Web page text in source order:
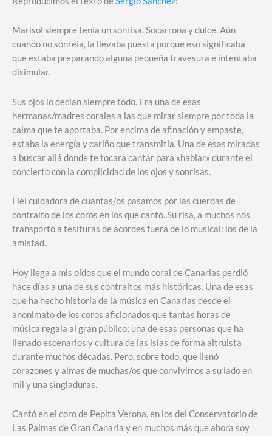
Marisol siempre tenía un sonrisa. Socarrona y dulce. Aún
cuando no sonreía, la llevaba puesta porque eso significaba
que estaba preparando alguna pequeña travesura e intentaba
disimular.
Sus ojos lo decían siempre todo. Era una de esas
hermanas/madres corales a las que mirar siempre por toda la
calma que te aportaba. Por encima de afinación y empaste,
estaba la energía y cariño que transmitía. Una de esas miradas
a buscar allá donde te tocara cantar para «hablar» durante el
concierto con la complicidad de los ojos y sonrisas.
Fiel cuidadora de cuantas/os pasamos por las cuerdas de
contralto de los coros en los que cantó. Su risa, a muchos nos
transportó a tesituras de acordes fuera de lo musical: los de la
amistad.
Hoy llega a mis oídos que el mundo coral de Canarias perdió
hace días a una de sus contraltos más históricas. Una de esas
que ha hecho historia de la música en Canarias desde el
anonimato de los coros aficionados que tantas horas de
música regala al gran público; una de esas personas que ha
llenado escenarios y cultura de las islas de forma altruista
durante muchos décadas. Pero, sobre todo, que llenó
corazones y almas de muchas/os que convivimos a su lado en
mil y una singladuras.
Cantó en el coro de Pepita Verona, en los del Conservatorio de
Las Palmas de Gran Canaria y en muchos más que ahora soy